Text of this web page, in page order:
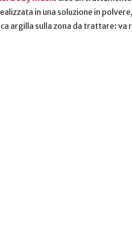
in una soluzione in
argilla sulla zona da trattare: